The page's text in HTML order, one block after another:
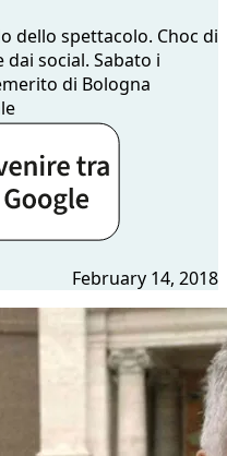
dello spettacolo. Choc di
social. Sabato i
di Bologna
February 14, 2018